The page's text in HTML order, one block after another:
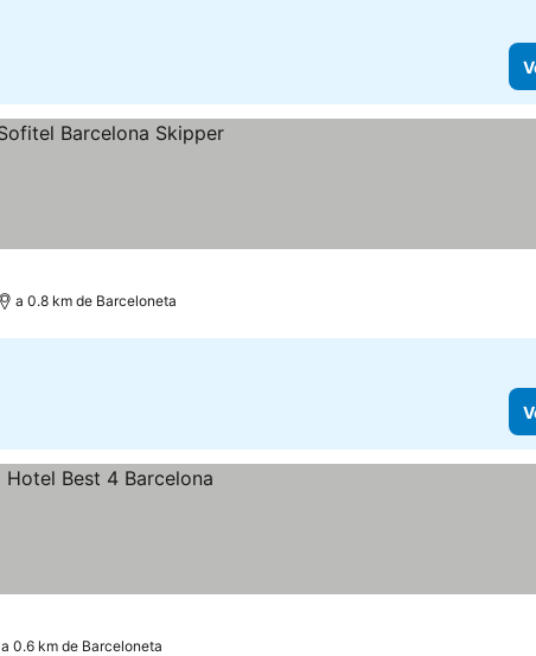
a 0.8 km de Barceloneta
a 0.6 km de Barceloneta